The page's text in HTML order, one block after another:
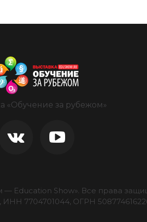
«Обучение за рубежом»
Education Show». Все права
7704701044, ОГРН